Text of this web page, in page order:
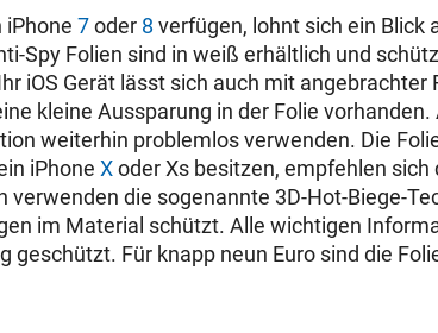
iPhone 7oder 8 verfügen, lohnt sich ein Blick
Spy Folien sind in weiß erhältlich und
iOS Gerät lässt sich auch mit angebrachter
kleine Aussparung in der Folie
weiterhin problemlos verwenden. Die
iPhone Xoder Xs besitzen, empfehlen
verwenden die sogenannte 3D-Hot-Biege-
im Material schützt. Alle wichtigen
geschützt. Für knapp neun Euro sind die